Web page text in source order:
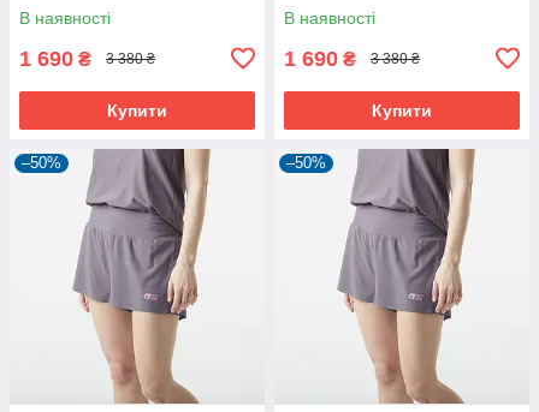
В наявності
1 690 ₴ 3 380 ₴
Купити
В наявності
1 690 ₴ 3 380 ₴
Купити
–50% –50%